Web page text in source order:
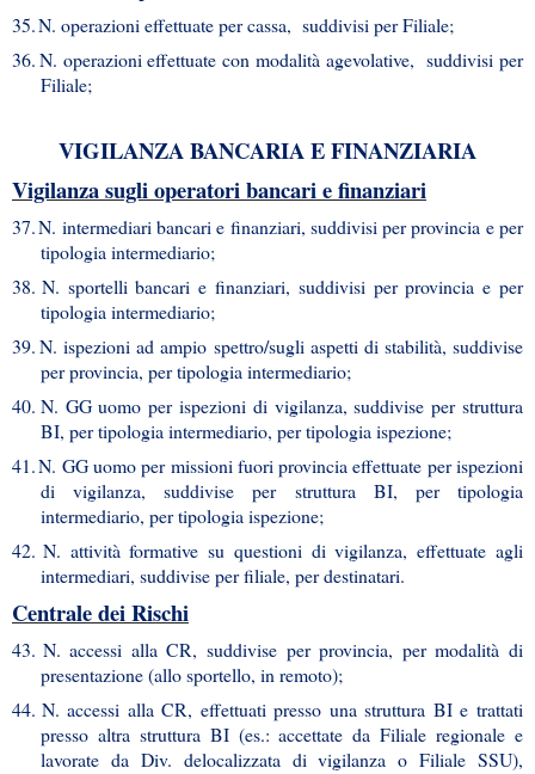
35.N. operazioni effettuate per cassa, suddivisi per Filiale;
36.N. operazioni effettuate con modalità agevolative, suddivisi per
Filiale;
VIGILANZA BANCARIA E FINANZIARIA
Vigilanza sugli operatori bancari e finanziari
37.N. intermediari bancari e finanziari, suddivisi per provincia e per
tipologia intermediario;
38. N. sportelli bancari e finanziari, suddivisi per provincia e per
tipologia intermediario;
39.N. ispezioni ad ampio spettro/sugli aspetti di stabilità, suddivise
per provincia, per tipologia intermediario;
40. N. GG uomo per ispezioni di vigilanza, suddivise per struttura
BI, per tipologia intermediario, per tipologia ispezione;
41.N. GG uomo per missioni fuori provincia effettuate per ispezioni
di vigilanza, suddivise per struttura BI, per tipologia
intermediario, per tipologia ispezione;
42. N. attività formative su questioni di vigilanza, effettuate agli
intermediari, suddivise per filiale, per destinatari.
Centrale dei Rischi
43. N. accessi alla CR, suddivise per provincia, per modalità di
presentazione (allo sportello, in remoto);
44. N. accessi alla CR, effettuati presso una struttura BI e trattati
presso altra struttura BI (es.: accettate da Filiale regionale e
lavorate da Div. delocalizzata di vigilanza o Filiale SSU),